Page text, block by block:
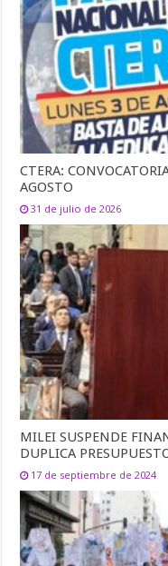
CTERA:
AGOSTO
31 de julio de 2026
MILEI SUSPENDE
DUPLICA
17 de septiembre de 2024